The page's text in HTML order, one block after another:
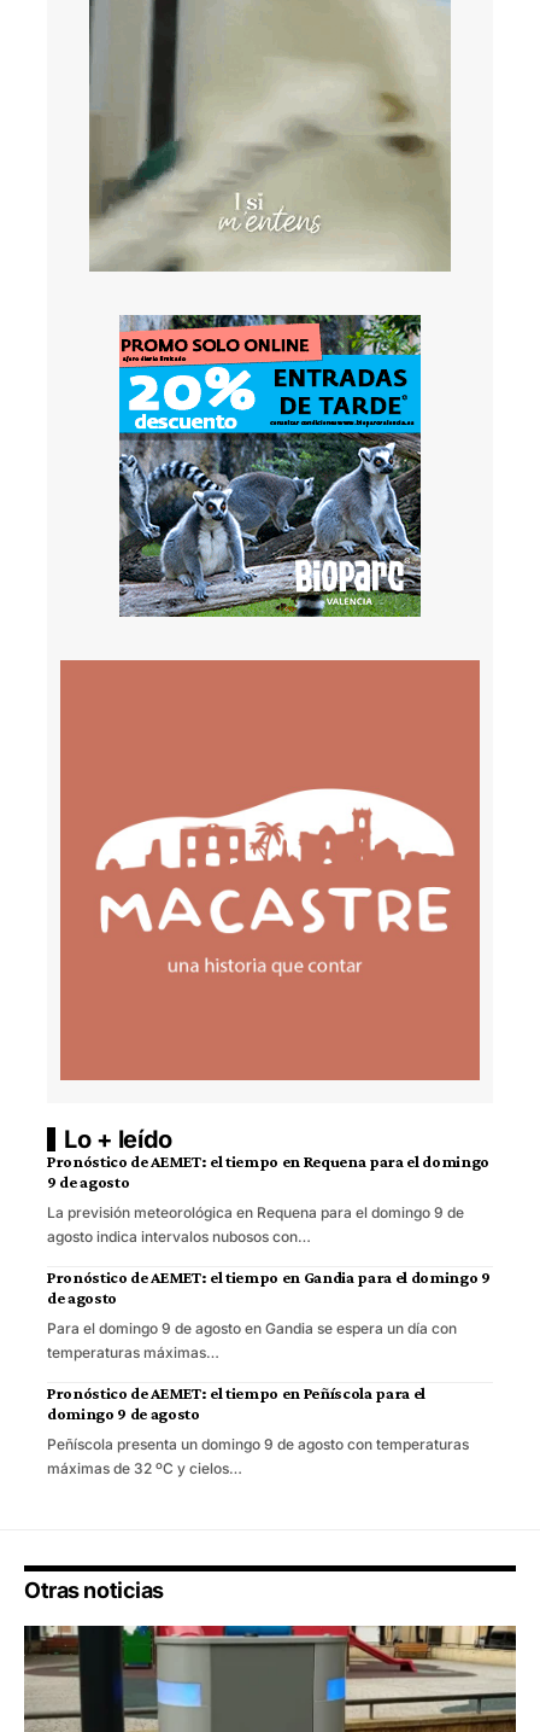
Lo + leído
Pronóstico de AEMET: el tiempo en Requena para el domingo
9 de agosto
La previsión meteorológica en Requena para el domingo 9 de
agosto indica intervalos nubosos con…
Pronóstico de AEMET: el tiempo en Gandia para el domingo 9
de agosto
Para el domingo 9 de agosto en Gandia se espera un día con
temperaturas máximas…
Pronóstico de AEMET: el tiempo en Peñíscola para el
domingo 9 de agosto
Peñíscola presenta un domingo 9 de agosto con temperaturas
máximas de 32 ºC y cielos…
Otras noticias